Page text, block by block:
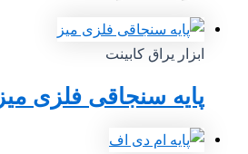
ابزار یراق کابینت
پایه سنجاقی فلزی میز